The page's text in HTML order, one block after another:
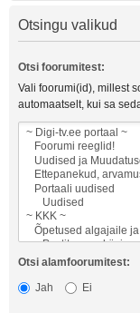
Otsingu valikud
Otsi foorumitest:
Vali foorumi(id), millest
automaatselt, kui sa
Otsi alamfoorumitest:
Jah
Ei